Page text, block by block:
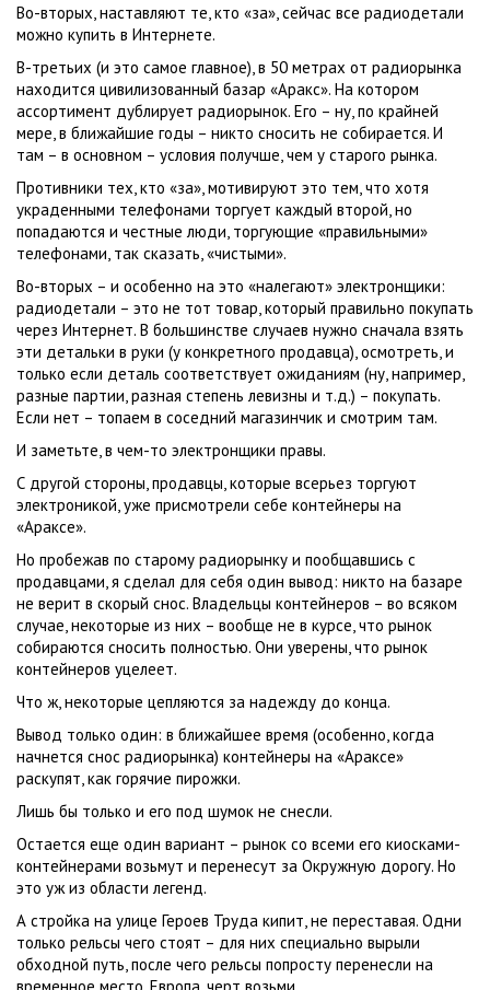
Во-вторых, наставляют те, кто «за», сейчас все радиодетали
можно купить в Интернете.
В-третьих (и это самое главное), в 50 метрах от радиорынка
находится цивилизованный базар «Аракс». На котором
ассортимент дублирует радиорынок. Его – ну, по крайней
мере, в ближайшие годы – никто сносить не собирается. И
там – в основном – условия получше, чем у старого рынка.
Противники тех, кто «за», мотивируют это тем, что хотя
украденными телефонами торгует каждый второй, но
попадаются и честные люди, торгующие «правильными»
телефонами, так сказать, «чистыми».
Во-вторых – и особенно на это «налегают» электронщики:
радиодетали – это не тот товар, который правильно покупать
через Интернет. В большинстве случаев нужно сначала взять
эти детальки в руки (у конкретного продавца), осмотреть, и
только если деталь соответствует ожиданиям (ну, например,
разные партии, разная степень левизны и т.д.) – покупать.
Если нет – топаем в соседний магазинчик и смотрим там.
И заметьте, в чем-то электронщики правы.
С другой стороны, продавцы, которые всерьез торгуют
электроникой, уже присмотрели себе контейнеры на
«Араксе».
Но пробежав по старому радиорынку и пообщавшись с
продавцами, я сделал для себя один вывод: никто на базаре
не верит в скорый снос. Владельцы контейнеров – во всяком
случае, некоторые из них – вообще не в курсе, что рынок
собираются сносить полностью. Они уверены, что рынок
контейнеров уцелеет.
Что ж, некоторые цепляются за надежду до конца.
Вывод только один: в ближайшее время (особенно, когда
начнется снос радиорынка) контейнеры на «Араксе»
раскупят, как горячие пирожки.
Лишь бы только и его под шумок не снесли.
Остается еще один вариант – рынок со всеми его киосками-
контейнерами возьмут и перенесут за Окружную дорогу. Но
это уж из области легенд.
А стройка на улице Героев Труда кипит, не переставая. Одни
только рельсы чего стоят – для них специально вырыли
обходной путь, после чего рельсы попросту перенесли на